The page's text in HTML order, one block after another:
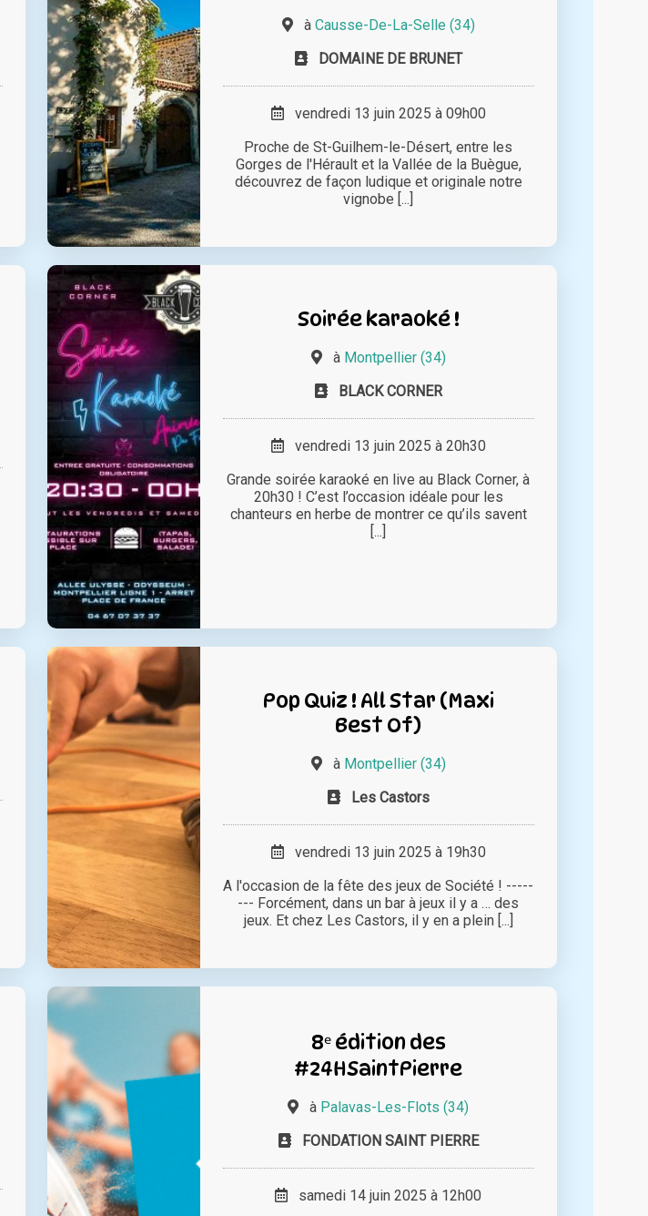
à Causse-De-La-Selle (34)
DOMAINE DE BRUNET
vendredi 13 juin 2025 à 09h00
Proche de St-Guilhem-le-Désert, entre les
Gorges de l'Hérault et la Vallée de la Buègue,
découvrez de façon ludique et originale notre
vignobe [...]
Soirée karaoké !
à Montpellier (34)
BLACK CORNER
vendredi 13 juin 2025 à 20h30
Grande soirée karaoké en live au Black Corner, à
20h30 ! C’est l’occasion idéale pour les
chanteurs en herbe de montrer ce qu’ils savent
[...]
Pop Quiz ! All Star (Maxi
Best Of)
à Montpellier (34)
Les Castors
vendredi 13 juin 2025 à 19h30
A l'occasion de la fête des jeux de Société ! -----
--- Forcément, dans un bar à jeux il y a … des
jeux. Et chez Les Castors, il y en a plein [...]
8ᵉ édition des
#24HSaintPierre
à Palavas-Les-Flots (34)
FONDATION SAINT PIERRE
samedi 14 juin 2025 à 12h00